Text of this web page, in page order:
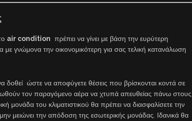
air condition πρέπει να γίνει με βάση την ευρύτερη
γνώμονα την οικονομικότερη για σας τελική κατανάλωση
δοθεί ώστε να αποφύγετε θέσεις που βρίσκονται κοντά σε
τον παραγόμενο αέρα να χτυπά απευθείας πάνω στους
μονάδα του κλιματιστικού θα πρέπει να διασφαλίσετε την
μειώνει την απόδοση της εσωτερικής μονάδας. Ιδανικά θα